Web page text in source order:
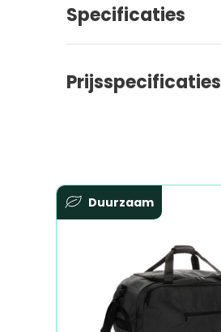
Specificaties
Prijsspecificaties
Duurzaam